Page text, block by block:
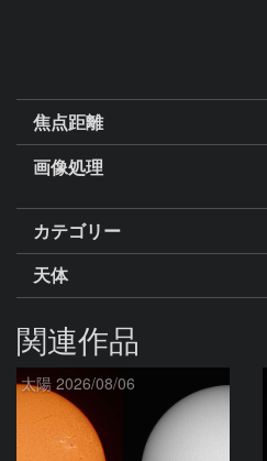
焦点距離
画像処理
カテゴリー
天体
関連作品
太陽 2026/08/06